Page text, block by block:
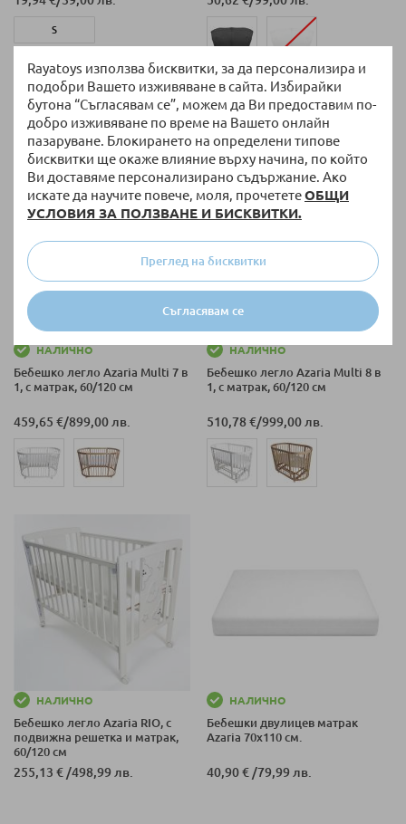
Rayatoys използва бисквитки, за да персонализира и
подобри Вашето изживяване в сайта. Избирайки
бутона “Съгласявам се”, можем да Ви предоставим по-
добро изживяване по време на Вашето онлайн
пазаруване. Блокирането на определени типове
бисквитки ще окаже влияние върху начина, по който
Ви доставяме персонализирано съдържание. Ако
искате да научите повече, моля, прочететеОБЩИ
УСЛОВИЯ ЗА ПОЛЗВАНЕ И БИСКВИТКИ.
Съгласявам се
Преглед на бисквитки
S
M
L
XL
+ още варианти
S
L
НАЛИЧНО
Бебешко легло Azaria Multi 7 в
1, с матрак, 60/120 см
459,65 €/899,00 лв.
НАЛИЧНО
Бебешко легло Azaria Multi 8 в
1, с матрак, 60/120 см
510,78 €/999,00 лв.
НАЛИЧНО
Бебешко легло Azaria RIO, с
подвижна решетка и матрак,
60/120 см
255,13 € /498,99 лв.
НАЛИЧНО
Бебешки двулицев матрак
Azaria 70х110 см.
40,90 € /79,99 лв.